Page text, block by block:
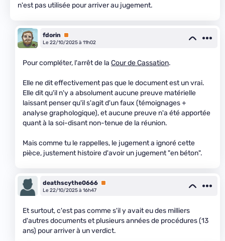
n'est pas utilisée pour arriver au jugement.
fdorin
Premium
Le 22/10/2025 à 11h02
Pour compléter, l'arrêt de la Cour de Cassation.
Elle ne dit effectivement pas que le document est un vrai.
Elle dit qu'il n'y a absolument aucune preuve matérielle
laissant penser qu'il s'agit d'un faux (témoignages +
analyse graphologique), et aucune preuve n'a été apportée
quant à la soi-disant non-tenue de la réunion.
Mais comme tu le rappelles, le jugement a ignoré cette
pièce, justement histoire d'avoir un jugement "en béton".
deathscythe0666 Premium
Le 22/10/2025 à 16h47
Et surtout, c'est pas comme s'il y avait eu des milliers
d'autres documents et plusieurs années de procédures (13
ans) pour arriver à un verdict.